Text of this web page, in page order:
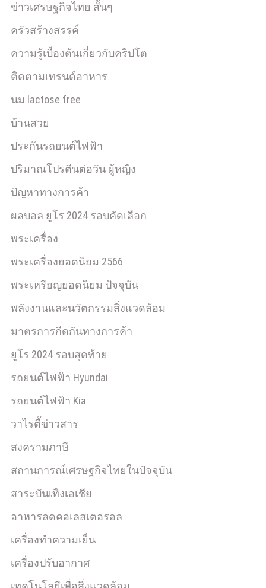
ข่าวเศรษฐกิจไทย สั้นๆ
ครัวสร้างสรรค์
ความรู้เบื้องต้นเกี่ยวกับคริปโต
ติดตามเทรนด์อาหาร
นม lactose free
บ้านสวย
ประกันรถยนต์ไฟฟ้า
ปริมาณโปรตีนต่อวัน ผู้หญิง
ปัญหาทางการค้า
ผลบอล ยูโร 2024 รอบคัดเลือก
พระเครื่อง
พระเครื่องยอดนิยม 2566
พระเหรียญยอดนิยม ปัจจุบัน
พลังงานและนวัตกรรมสิ่งแวดล้อม
มาตรการกีดกันทางการค้า
ยูโร 2024 รอบสุดท้าย
รถยนต์ไฟฟ้า Hyundai
รถยนต์ไฟฟ้า Kia
วาไรตี้ข่าวสาร
สงครามภาษี
สถานการณ์เศรษฐกิจไทยในปัจจุบัน
สาระบันเทิงเอเชีย
อาหารลดคอเลสเตอรอล
เครื่องทำความเย็น
เครื่องปรับอากาศ